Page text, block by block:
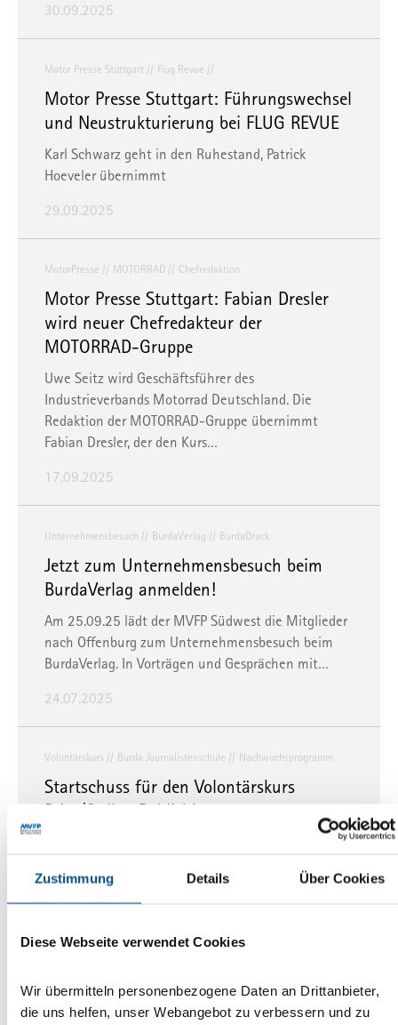
Zustimmung Details Über Cookies
Diese Webseite verwendet Cookies
Wir übermitteln personenbezogene Daten an Drittanbieter,
die uns helfen, unser Webangebot zu verbessern und zu
30.09.2025
Motor Presse Stuttgart Flug Revue
Motor Presse Stuttgart: Führungswechsel
und Neustrukturierung bei FLUG REVUE
Karl Schwarz geht in den Ruhestand, Patrick
Hoeveler übernimmt
29.09.2025
MotorPresse MOTORRAD Chefredaktion
Motor Presse Stuttgart: Fabian Dresler
wird neuer Chefredakteur der
MOTORRAD-Gruppe
Uwe Seitz wird Geschäftsführer des
Industrieverbands Motorrad Deutschland. Die
Redaktion der MOTORRAD-Gruppe übernimmt
Fabian Dresler, der den Kurs…
17.09.2025
Unternehmensbesuch BurdaVerlag BurdaDruck
Jetzt zum Unternehmensbesuch beim
BurdaVerlag anmelden!
Am 25.09.25 lädt der MVFP Südwest die Mitglieder
nach Offenburg zum Unternehmensbesuch beim
BurdaVerlag. In Vorträgen und Gesprächen mit…
24.07.2025
Volontärskurs Burda Journalistenschule Nachwuchsprogramm
Startschuss für den Volontärskurs
Print/Online Publishing 2025
Im Mai ist der diesjährige Volontärskurs Print/Online
2019 regelmäßig gemeinsam mit der Burda…
Motor Presse Stuttgart: Janina Jacobsen